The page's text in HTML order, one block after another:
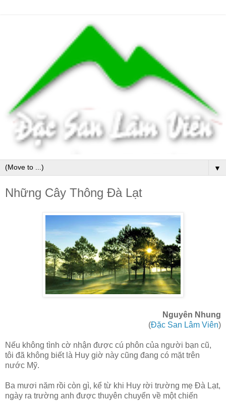
▼
Những Cây Thông Đà Lạt
Nguyên Nhung
(Đặc San Lâm Viên)
Nếu không tình cờ nhận được cú phôn của người bạn cũ,
tôi đã không biết là Huy giờ này cũng đang có mặt trên
nước Mỹ.
Ba mươi năm rồi còn gì, kể từ khi Huy rời trường mẹ Ðà Lạt,
ngày ra trường anh được thuyên chuyển về một chiến